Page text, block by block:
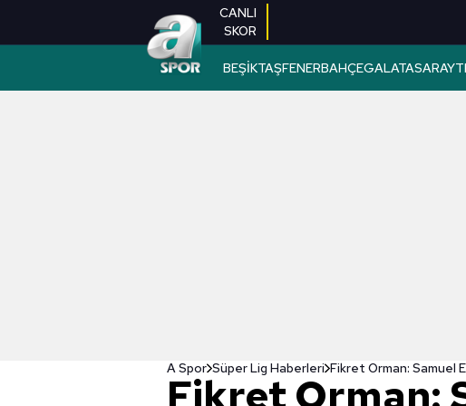
CANLI
SKOR
BEŞİKTAŞFENERBAHÇEGALATASARAY
A Spor Süper Lig Haberleri Fikret Orman: Samuel
Fikret Orman: